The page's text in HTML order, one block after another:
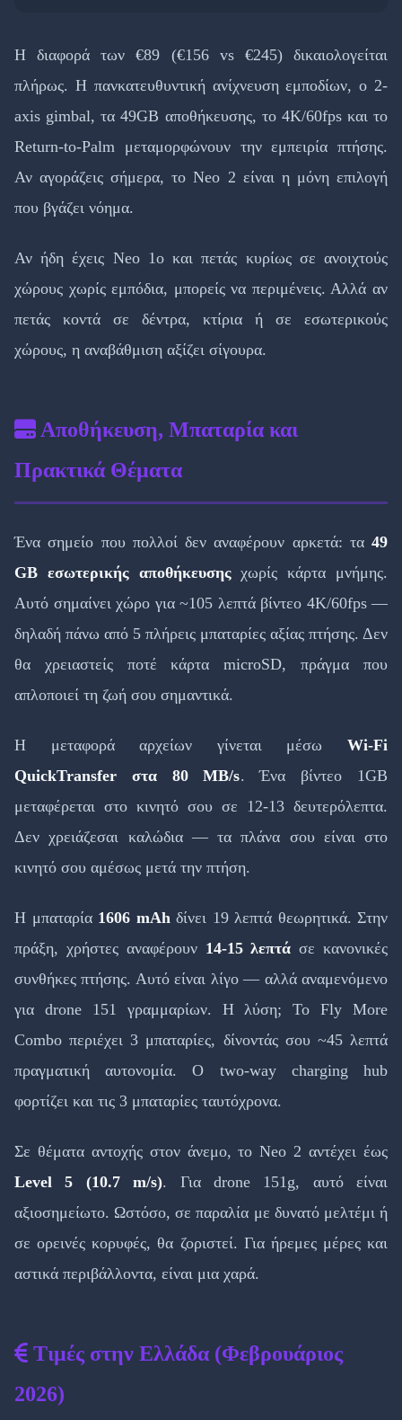
Η διαφορά των €89 (€156 vs €245) δικαιολογείται
πλήρως. Η πανκατευθυντική ανίχνευση εμποδίων, ο 2-
axis gimbal, τα 49GB αποθήκευσης, το 4K/60fps και το
Return-to-Palm μεταμορφώνουν την εμπειρία πτήσης.
Αν αγοράζεις σήμερα, το Neo 2 είναι η μόνη επιλογή
που βγάζει νόημα.
Αν ήδη έχεις Neo 1ο και πετάς κυρίως σε ανοιχτούς
χώρους χωρίς εμπόδια, μπορείς να περιμένεις. Αλλά αν
πετάς κοντά σε δέντρα, κτίρια ή σε εσωτερικούς
χώρους, η αναβάθμιση αξίζει σίγουρα.
Αποθήκευση, Μπαταρία και
Πρακτικά Θέματα
Ένα σημείο που πολλοί δεν αναφέρουν αρκετά: τα 49
GB εσωτερικής αποθήκευσηςχωρίς κάρτα μνήμης.
Αυτό σημαίνει χώρo για ~105 λεπτά βίντεο 4K/60fps —
δηλαδή πάνω από 5 πλήρεις μπαταρίες αξίας πτήσης. Δεν
θα χρειαστείς ποτέ κάρτα microSD, πράγμα που
απλοποιεί τη ζωή σου σημαντικά.
Η μεταφορά αρχείων γίνεται μέσω Wi-Fi
QuickTransfer στα 80 MB/s. Ένα βίντεο 1GB
μεταφέρεται στο κινητό σου σε 12-13 δευτερόλεπτα.
Δεν χρειάζεσαι καλώδια — τα πλάνα σου είναι στο
κινητό σου αμέσως μετά την πτήση.
Η μπαταρία 1606 mAhδίνει 19 λεπτά θεωρητικά. Στην
πράξη, χρήστες αναφέρουν 14-15 λεπτά σε κανονικές
συνθήκες πτήσης. Αυτό είναι λίγο — αλλά αναμενόμενο
για drone 151 γραμμαρίων. Η λύση; Το Fly More
Combo περιέχει 3 μπαταρίες, δίνοντάς σου ~45 λεπτά
πραγματική αυτονομία. Ο two-way charging hub
φορτίζει και τις 3 μπαταρίες ταυτόχρονα.
Σε θέματα αντοχής στον άνεμο, το Neo 2 αντέχει έως
Level 5 (10.7 m/s). Για drone 151g, αυτό είναι
αξιοσημείωτο. Ωστόσο, σε παραλία με δυνατό μελτέμι ή
σε ορεινές κορυφές, θα ζοριστεί. Για ήρεμες μέρες και
αστικά περιβάλλοντα, είναι μια χαρά.
Τιμές στην Ελλάδα (Φεβρουάριος
2026)